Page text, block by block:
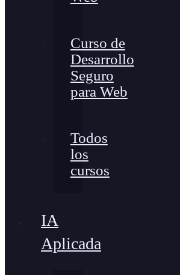
Curso de
Desarrollo
Seguro
para Web
Todos
los
cursos
IA
Aplicada